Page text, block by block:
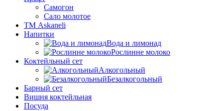
Самогон
Сало молотое
ТМ Askaneli
Напитки
Вода и лимонад
Рослинне молоко
Коктейльный сет
Алкогольный
Безалкогольный
Барный сет
Вишня коктейльная
Посуда